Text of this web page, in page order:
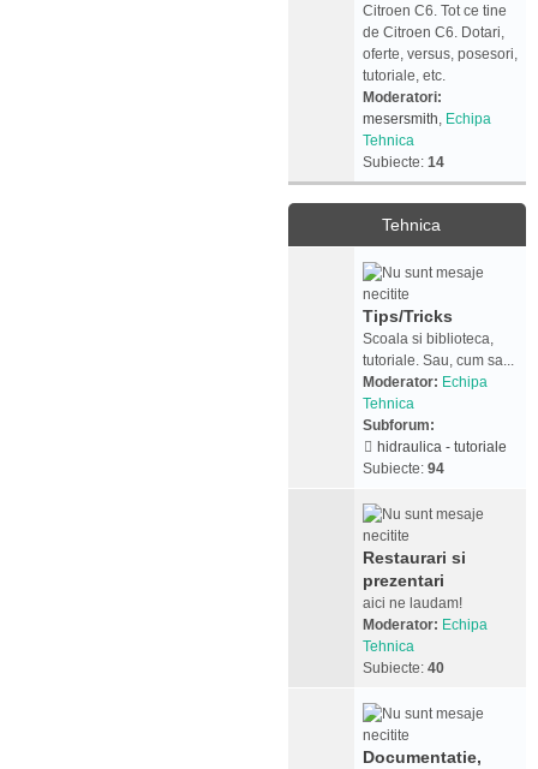
Citroen C6. Tot ce tine
de Citroen C6. Dotari,
oferte, versus, posesori,
tutoriale, etc.
Moderatori:
mesersmith, Echipa
Tehnica
Subiecte: 14
Tehnica
Tips/Tricks
Scoala si biblioteca,
tutoriale. Sau, cum sa...
Moderator: Echipa
Tehnica
Subforum:
hidraulica - tutoriale
Subiecte: 94
Restaurari si
prezentari
aici ne laudam!
Moderator: Echipa
Tehnica
Subiecte: 40
Documentatie,